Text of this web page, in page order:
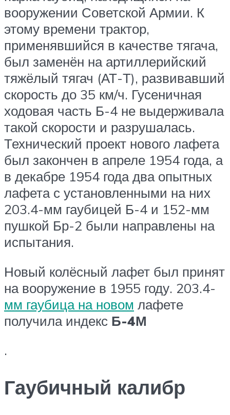
вооружении Советской Армии. К
этому времени трактор,
применявшийся в качестве тягача,
был заменён на артиллерийский
тяжёлый тягач (АТ-Т), развивавший
скорость до 35 км/ч. Гусеничная
ходовая часть Б-4 не выдерживала
такой скорости и разрушалась.
Технический проект нового лафета
был закончен в апреле 1954 года, а
в декабре 1954 года два опытных
лафета с установленными на них
203.4-мм гаубицей Б-4 и 152-мм
пушкой Бр-2 были направлены на
испытания.
Новый колёсный лафет был принят
на вооружение в 1955 году. 203.4-
мм гаубица на новом лафете
получила индекс Б-4М
.
Гаубичный калибр